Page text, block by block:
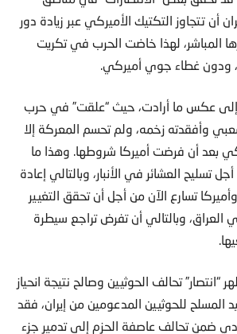
أن تتجاوز التكتيك الأميركي عبر زيادة دور
المباشر، لهذا خاضت الحرب في تكريت
ودون غطاء جوي أميركي.
عكس ما أرادت، حيث “علقت” في حرب
وأفقدته زخمه، ولم تحسم المعركة إلا
بعد أن فرضت أميركا شروطها. وهذا ما
تسليح العشائر في الأنبار، وبالتالي إعادة
تسارع الآن من أجل أن تحقق التغيير
العراق، وبالتالي أن تفرض تراجع سيطرة
تحالف الحوثيين وصالح نتيجة انحياز
المسلح للحوثيين المدعومين من إيران، فقد
ضمن تحالف عاصفة الحزم إلى تدمير جزء